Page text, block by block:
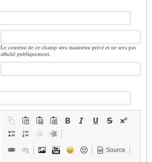
Le contenu de ce champ sera maintenu privé et ne sera pas
affiché publiquement.
Source